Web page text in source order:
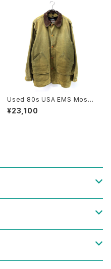
Used 80s USA EMS Moss
Green Duck Cotton Huntin
g Field Jacket Size L 古着
¥23,100